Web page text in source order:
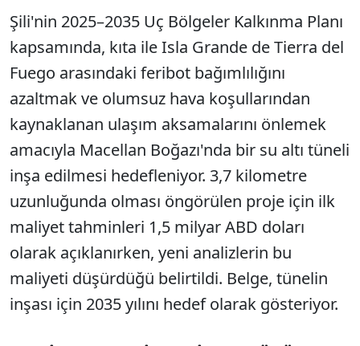
Şili'nin 2025–2035 Uç Bölgeler Kalkınma Planı
kapsamında, kıta ile Isla Grande de Tierra del
Fuego arasındaki feribot bağımlılığını
azaltmak ve olumsuz hava koşullarından
kaynaklanan ulaşım aksamalarını önlemek
amacıyla Macellan Boğazı'nda bir su altı tüneli
inşa edilmesi hedefleniyor. 3,7 kilometre
uzunluğunda olması öngörülen proje için ilk
maliyet tahminleri 1,5 milyar ABD doları
olarak açıklanırken, yeni analizlerin bu
maliyeti düşürdüğü belirtildi. Belge, tünelin
inşası için 2035 yılını hedef olarak gösteriyor.